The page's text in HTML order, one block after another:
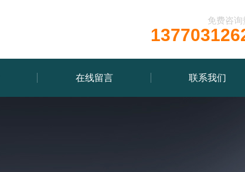
免费咨询
在线留言 联系我们